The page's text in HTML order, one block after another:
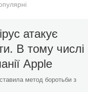
атакує
В тому числі
Apple
метод боротьби з